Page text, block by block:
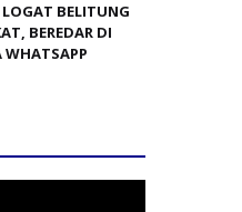
BELITUNG
BEREDAR DI
WHATSAPP